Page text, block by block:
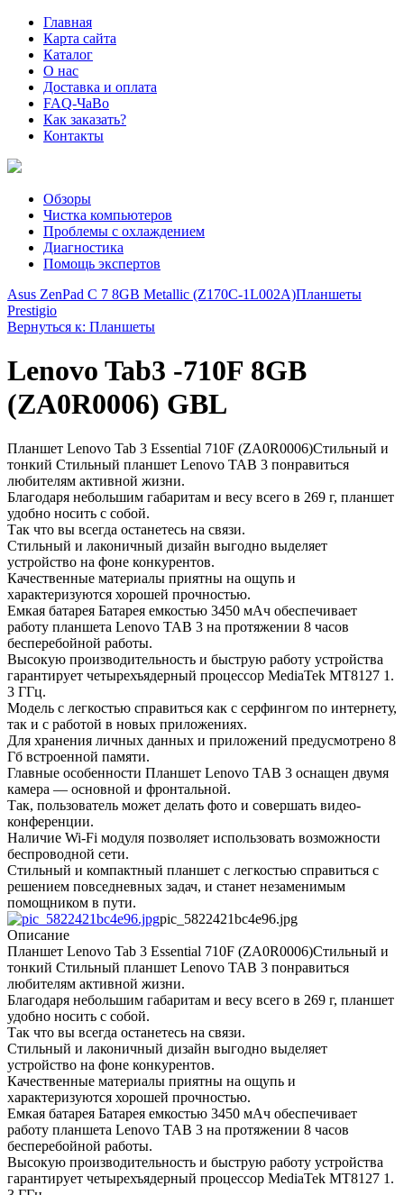
Главная
Карта сайта
Каталог
О нас
Доставка и оплата
FAQ-ЧаВо
Как заказать?
Контакты
Обзоры
Чистка компьютеров
Проблемы с охлаждением
Диагностика
Помощь экспертов
Asus ZenPad C 7 8GB Metallic (Z170C-1L002A)Планшеты
Prestigio
Вернуться к: Планшеты
Lenovo Tab3 -710F 8GB
(ZA0R0006) GBL
Планшет Lenovo Tab 3 Essential 710F (ZA0R0006)Стильный и
тонкий Стильный планшет Lenovo TAB 3 понравиться
любителям активной жизни.
Благодаря небольшим габаритам и весу всего в 269 г, планшет
удобно носить с собой.
Так что вы всегда останетесь на связи.
Стильный и лаконичный дизайн выгодно выделяет
устройство на фоне конкурентов.
Качественные материалы приятны на ощупь и
характеризуются хорошей прочностью.
Емкая батарея Батарея емкостью 3450 мАч обеспечивает
работу планшета Lenovo TAB 3 на протяжении 8 часов
бесперебойной работы.
Высокую производительность и быструю работу устройства
гарантирует четырехъядерный процессор MediaTek MT8127 1.
3 ГГц.
Модель с легкостью справиться как с серфингом по интернету,
так и с работой в новых приложениях.
Для хранения личных данных и приложений предусмотрено 8
Гб встроенной памяти.
Главные особенности Планшет Lenovo TAB 3 оснащен двумя
камера — основной и фронтальной.
Так, пользователь может делать фото и совершать видео-
конференции.
Наличие Wi-Fi модуля позволяет использовать возможности
беспроводной сети.
Стильный и компактный планшет с легкостью справиться с
решением повседневных задач, и станет незаменимым
помощником в пути.
pic_5822421bc4e96.jpg
Описание
Планшет Lenovo Tab 3 Essential 710F (ZA0R0006)Стильный и
тонкий Стильный планшет Lenovo TAB 3 понравиться
любителям активной жизни.
Благодаря небольшим габаритам и весу всего в 269 г, планшет
удобно носить с собой.
Так что вы всегда останетесь на связи.
Стильный и лаконичный дизайн выгодно выделяет
устройство на фоне конкурентов.
Качественные материалы приятны на ощупь и
характеризуются хорошей прочностью.
Емкая батарея Батарея емкостью 3450 мАч обеспечивает
работу планшета Lenovo TAB 3 на протяжении 8 часов
бесперебойной работы.
Высокую производительность и быструю работу устройства
гарантирует четырехъядерный процессор MediaTek MT8127 1.